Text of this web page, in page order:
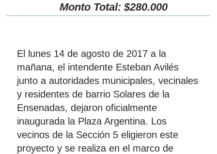
Monto Total: $280.000
El lunes 14 de agosto de 2017 a la
mañana, el intendente Esteban Avilés
junto a autoridades municipales, vecinales
y residentes de barrio Solares de la
Ensenadas, dejaron oficialmente
inaugurada la Plaza Argentina. Los
vecinos de la Sección 5 eligieron este
proyecto y se realiza en el marco de